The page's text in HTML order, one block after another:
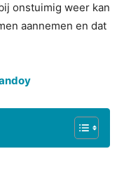
onstuimig weer kan
aannemen en dat